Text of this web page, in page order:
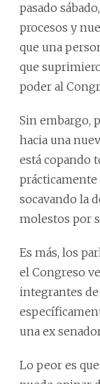
pasado
procesos y
que una
que
poder al
Sin embargo,
hacia una
está copando
socavando la
molestos por
Es más, los
el Congreso
integrantes de
una ex
Lo peor es